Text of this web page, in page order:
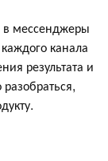
в мессенджеры
канала
результата и